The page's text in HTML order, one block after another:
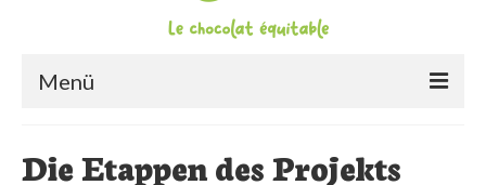
Menü
Die Etappen des Projekts